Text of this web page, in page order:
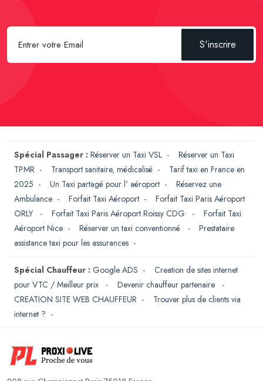
S'inscrire
Spécial Passager : Réserver un Taxi VSL - Réserver un Taxi
TPMR - Transport sanitaire, médicalisé - Tarif taxi en France en
2025 - Un Taxi partagé pour l' aéroport - Réservez une
Ambulance - Forfait Taxi Aéroport - Forfait Taxi Paris Aéroport
ORLY
- Forfait Taxi Paris Aéroport Roissy CDG - Forfait Taxi
Aéroport Nice - Réserver un taxi conventionné - Prestataire
assistance taxi pour les assurances -
Spécial Chauffeur : Google ADS - Creation de sites internet
pour VTC / Meilleur prix
- Devenir chauffeur partenaire
-
CREATION SITE WEB CHAUFFEUR - Trouver plus de clients via
internet ? -